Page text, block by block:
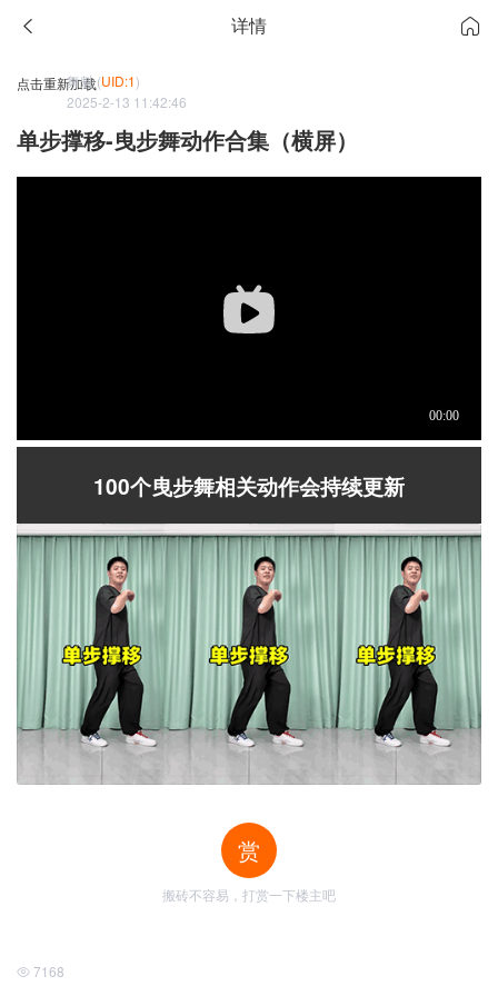
详情
点击重新加载
舞魁 (UID:1)
2025-2-13 11:42:46
单步撑移-曳步舞动作合集（横屏）
100个曳步舞相关动作会持续更新
赏
搬砖不容易，打赏一下楼主吧
7168